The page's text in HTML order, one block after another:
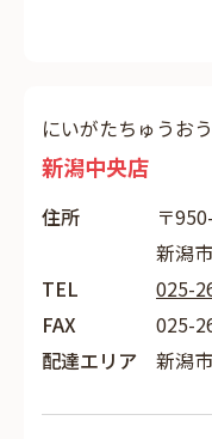
にいがたちゅうお
新潟中央店
住所
〒
新潟
TEL
025-
FAX
025-
配達エリア
新潟